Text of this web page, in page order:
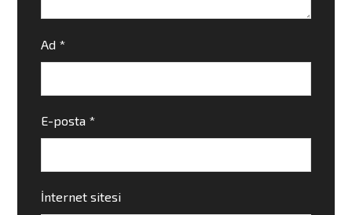
Ad *
E-posta *
İnternet sitesi